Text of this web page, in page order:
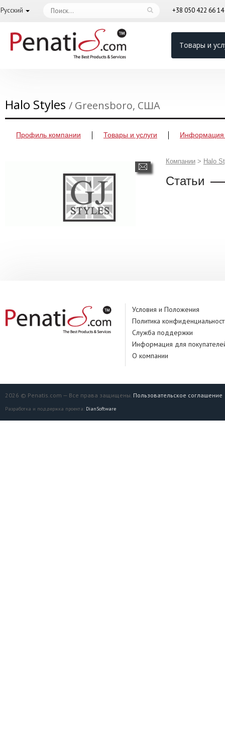
Русский +38 050 422 66 14
Товары и
Halo Styles / Greensboro, США
Профиль компании Товары и услуги Информация
Компании > Halo
Статьи
Условия и Положения
Политика
Служба поддержки
Информация для
О компании
2026 © Penatis.com — Все права защищены. Пользовательское соглашение
Разработка и поддержка проекта: DianSoftware